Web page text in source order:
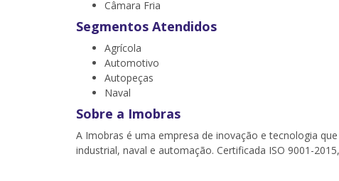
Câmara Fria
Segmentos Atendidos
Agrícola
Automotivo
Autopeças
Naval
Sobre a Imobras
A Imobras é uma empresa de inovação e tecnologia
industrial, naval e automação. Certificada ISO 9001-